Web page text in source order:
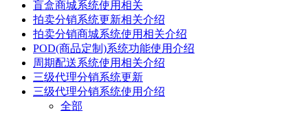
盲盒商城系统使用相关
拍卖分销系统更新相关介绍
拍卖分销商城系统使用相关介绍
POD(商品定制)系统功能使用介绍
周期配送系统使用相关介绍
三级代理分销系统更新
三级代理分销系统使用介绍
全部